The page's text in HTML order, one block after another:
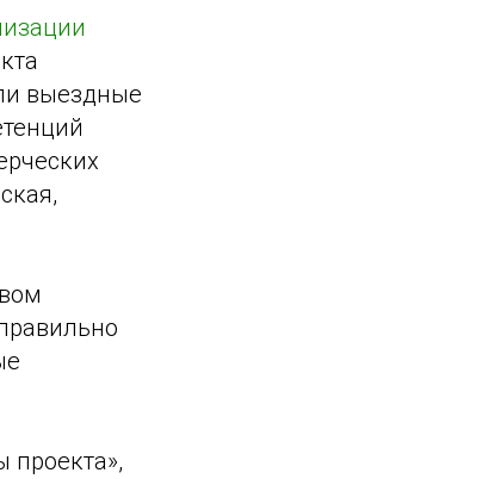
выездные
проекта»,